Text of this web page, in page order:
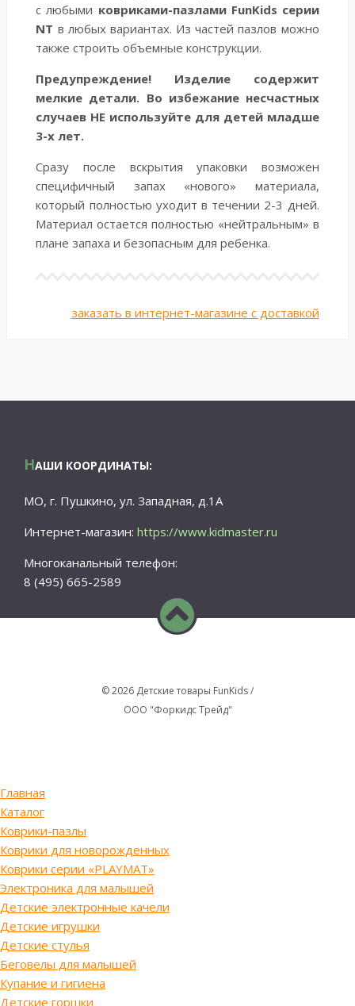
с любыми ковриками-пазлами FunKids серии
NT в любых вариантах. Из частей пазлов можно
также строить объемные конструкции.
Предупреждение! Изделие содержит
мелкие детали. Во избежание несчастных
случаев НЕ используйте для детей младше
3-х лет.
Сразу после вскрытия упаковки возможен
специфичный запах «нового» материала,
который полностью уходит в течении 2-3 дней.
Материал остается полностью «нейтральным» в
плане запаха и безопасным для ребенка.
заказать в интернет-магазине с доставкой
НАШИ КООРДИНАТЫ:
МО, г. Пушкино, ул. Западная, д.1А
Интернет-магазин:https://www.kidmaster.ru
Многоканальный телефон:
8 (495) 665-2589
© 2026 Детские товары FunKids /
ООО "Форкидс Трейд"
Главная
Каталог
Коврики-пазлы
Коврики для новорожденных
Коврики серии «PLAYMAT»
Электроника для малышей
Детские электронные качели
Детские игрушки
Детские стулья
Беговелы для малышей
Купание и гигиена
Детские горшки